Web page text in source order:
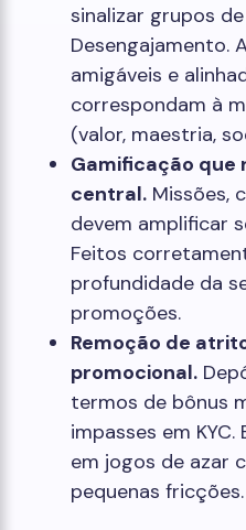
sinalizar grupos
Desengajamento.
amigáveis e
correspondam à
(valor, maestria,
Gamificação que
central. Missões,
devem amplificar
Feitos
profundidade da
promoções.
Remoção de
promocional.
termos de bônus
impasses em
em jogos de azar
pequenas fricções.